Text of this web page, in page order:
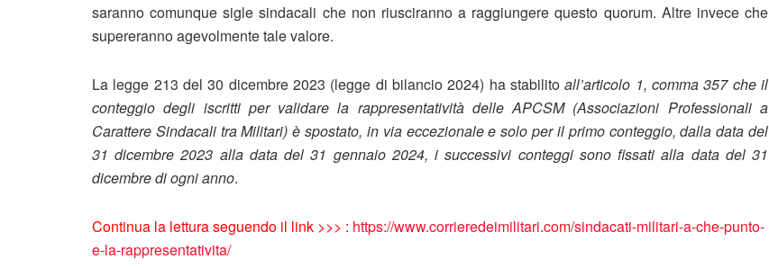
saranno comunque sigle sindacali che non riusciranno a raggiungere questo quorum. Altre invece che
supereranno agevolmente tale valore.
La legge 213 del 30 dicembre 2023 (legge di bilancio 2024) ha stabilitoall’articolo 1, comma 357 che il
conteggio degli iscritti per validare la rappresentatività delle APCSM (Associazioni Professionali a
Carattere Sindacali tra Militari) è spostato, in via eccezionale e solo per il primo conteggio, dalla data del
31 dicembre 2023 alla data del 31 gennaio 2024, i successivi conteggi sono fissati alla data del 31
dicembre di ogni anno.
Continua la lettura seguendo il link >>> : https://www.corrieredeimilitari.com/sindacati-militari-a-che-punto-
e-la-rappresentativita/